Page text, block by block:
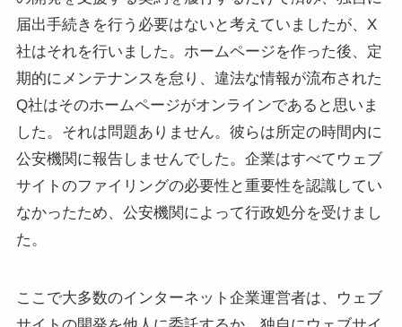
届出手続きを行う必要はないと考えていましたが、X
社はそれを行いました。ホームページを作った後、定
期的にメンテナンスを怠り、違法な情報が流布された
Q社はそのホームページがオンラインであると思いま
した。それは問題ありません。彼らは所定の時間内に
公安機関に報告しませんでした。企業はすべてウェブ
サイトのファイリングの必要性と重要性を認識してい
なかったため、公安機関によって行政処分を受けまし
た。
ここで大多数のインターネット企業運営者は、ウェブ